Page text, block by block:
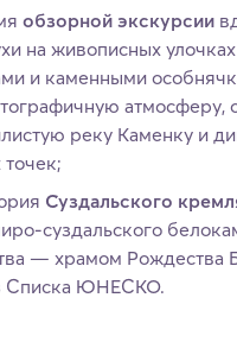
обзорной экскурсии
на живописных
и каменными
атмосферу,
реку Каменку и
Суздальского
суздальского
— храмом Рождества
Списка ЮНЕСКО.